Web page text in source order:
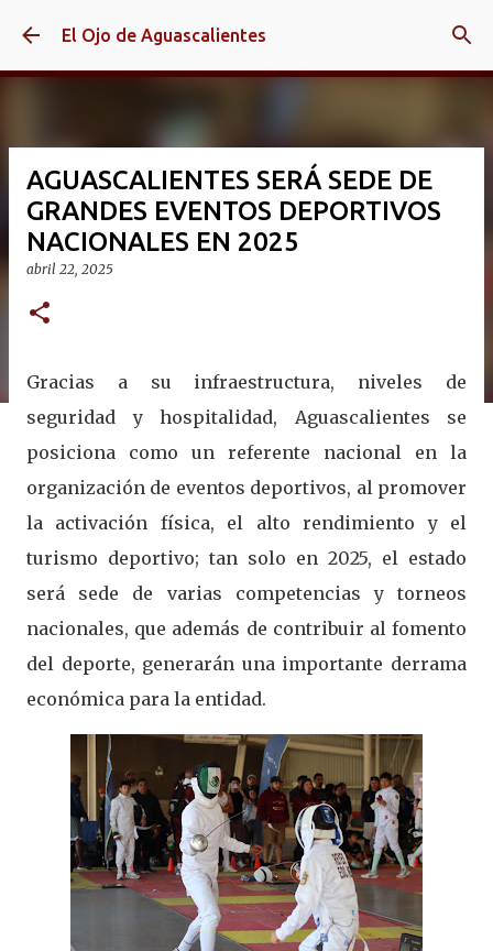
Ir al contenido principal
El Ojo de Aguascalientes
AGUASCALIENTES SERÁ SEDE DE
GRANDES EVENTOS DEPORTIVOS
NACIONALES EN 2025
abril 22, 2025
Gracias a su infraestructura, niveles de
seguridad y hospitalidad, Aguascalientes se
posiciona como un referente nacional en la
organización de eventos deportivos, al promover
la activación física, el alto rendimiento y el
turismo deportivo; tan solo en 2025, el estado
será sede de varias competencias y torneos
nacionales, que además de contribuir al fomento
del deporte, generarán una importante derrama
económica para la entidad.